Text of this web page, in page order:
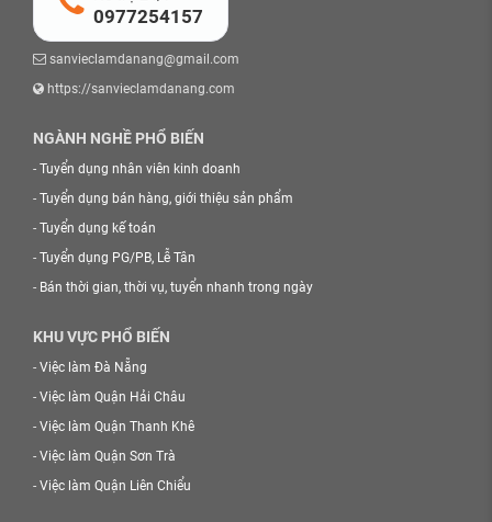
0977254157
sanvieclamdanang@gmail.com
https://sanvieclamdanang.com
NGÀNH NGHỀ PHỔ BIẾN
- Tuyển dụng nhân viên kinh doanh
- Tuyển dụng bán hàng, giới thiệu sản phẩm
- Tuyển dụng kế toán
- Tuyển dụng PG/PB, Lễ Tân
- Bán thời gian, thời vụ, tuyển nhanh trong ngày
KHU VỰC PHỔ BIẾN
- Việc làm Đà Nẵng
- Việc làm Quận Hải Châu
- Việc làm Quận Thanh Khê
- Việc làm Quận Sơn Trà
- Việc làm Quận Liên Chiểu